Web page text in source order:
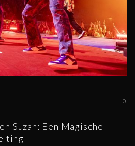
0
Suzan: Een Magische